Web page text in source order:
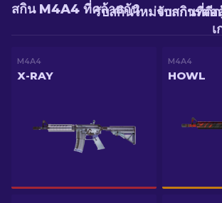
รับสกินที่ดี
เ
รับสกินใหม่จากการต่อ
สกิน M4A4 ที่คล้ายกัน
M4A4
X-RAY
M4A4
HOWL